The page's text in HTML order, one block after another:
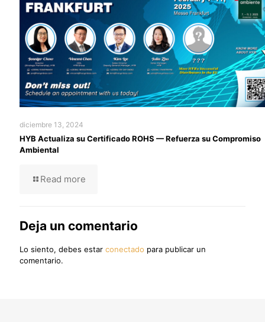
diciembre 13, 2024
HYB Actualiza su Certificado ROHS — Refuerza su Compromiso
Ambiental
Read more
Deja un comentario
Lo siento, debes estar conectado para publicar un
comentario.